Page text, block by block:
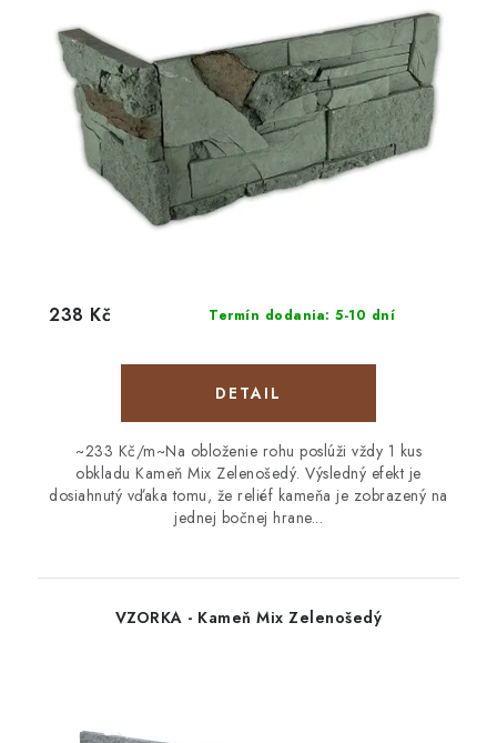
Termín dodania: 5-10 dní
238 Kč
DETAIL
~233 Kč/m~Na obloženie rohu poslúži vždy 1 kus
obkladu Kameň Mix Zelenošedý. Výsledný efekt je
dosiahnutý vďaka tomu, že reliéf kameňa je zobrazený na
jednej bočnej hrane...
VZORKA - Kameň Mix Zelenošedý